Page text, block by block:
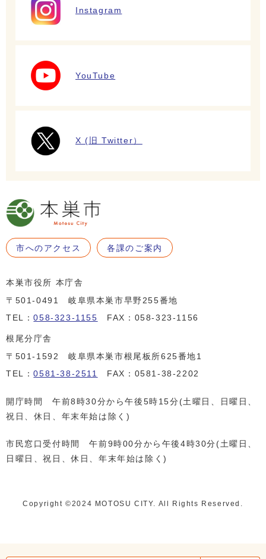
Instagram
YouTube
X (旧 Twitter）
市へのアクセス 各課のご案内
本巣市役所 本庁舎
〒501-0491 岐阜県本巣市早野255番地
TEL：058-323-1155 FAX：058-323-1156
根尾分庁舎
〒501-1592 岐阜県本巣市根尾板所625番地1
TEL：0581-38-2511 FAX：0581-38-2202
開庁時間 午前8時30分から午後5時15分(土曜日、日曜日、
祝日、休日、年末年始は除く)
市民窓口受付時間 午前9時00分から午後4時30分(土曜日、
日曜日、祝日、休日、年末年始は除く)
Copyright ©️2024 MOTOSU CITY. All Rights Reserved.